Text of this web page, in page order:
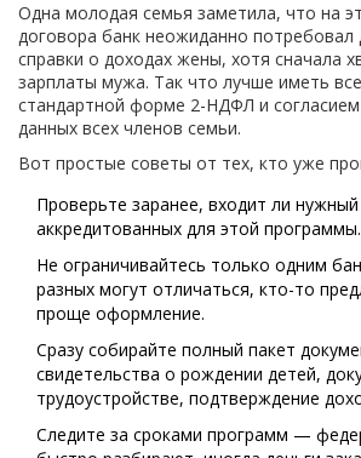
Одна молодая семья заметила, что на
договора банк неожиданно потребовал
справки о доходах жены, хотя сначала
зарплаты мужа. Так что лучше иметь
стандартной форме 2-НДФЛ и
данных всех членов семьи.
Вот простые советы от тех, кто уже
Проверьте заранее, входит ли
аккредитованных для этой программы.
Не ограничивайтесь только одним
разных могут отличаться, кто-то
проще оформление.
Сразу собирайте полный пакет
свидетельства о рождении детей,
трудоустройстве, подтверждение
Следите за сроками программ —